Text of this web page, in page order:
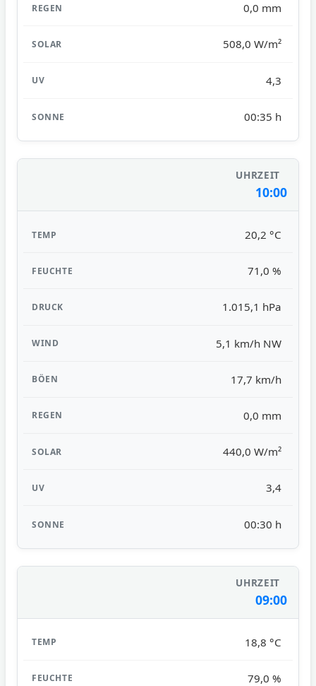
0,0 mm
508,0 W/m²
4,3
00:35 h
10:00
20,2 °C
71,0 %
1.015,1 hPa
5,1 km/h NW
17,7 km/h
0,0 mm
440,0 W/m²
3,4
00:30 h
09:00
18,8 °C
79,0 %